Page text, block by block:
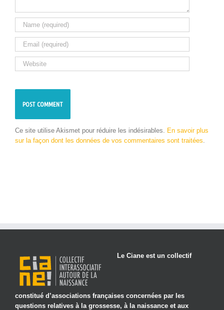
Ce site utilise Akismet pour réduire les indésirables. En savoir plus
sur la façon dont les données de vos commentaires sont traitées.
Le Ciane est un collectif
constitué d’associations françaises concernées par les
questions relatives à la grossesse, à la naissance et aux